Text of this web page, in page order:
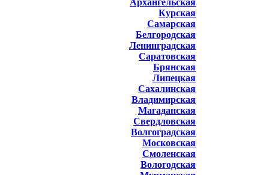
Архангельская
Курская
Самарская
Белгородская
Ленинградская
Саратовская
Брянская
Липецкая
Сахалинская
Владимирская
Магаданская
Свердловская
Волгоградская
Московская
Смоленская
Вологодская